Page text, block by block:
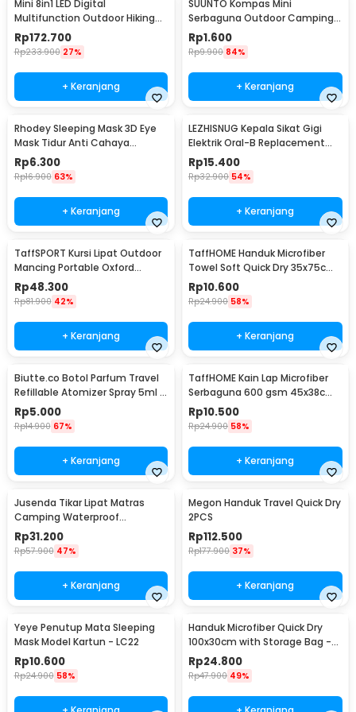
Rincian yang Anda dapatkan untuk pembelian produk ini:
1 x Rhodey Soft 3D Sleeping Mask Penutup Mata Kacamata Tidur
- LD09
Mini 8in1 LED Digital
Multifunction Outdoor Hiking
Camping Compass - RV77
Rp172.700
Rp233.900 27%
+ Keranjang
SUUNTO Kompas Mini
Serbaguna Outdoor Camping
Hiking for Watch Strap
Rp1.600
Rp9.900 84%
+ Keranjang
Rhodey Sleeping Mask 3D Eye
Mask Tidur Anti Cahaya
Penutup Mata Nyaman - LB03
Rp6.300
Rp16.900 63%
+ Keranjang
LEZHISNUG Kepala Sikat Gigi
Elektrik Oral-B Replacement
D12 D16 4 PCS - SB-17A
Rp15.400
Rp32.900 54%
+ Keranjang
TaffSPORT Kursi Lipat Outdoor
Mancing Portable Oxford
Folding Chair - ZDY01
Rp48.300
Rp81.900 42%
+ Keranjang
TaffHOME Handuk Microfiber
Towel Soft Quick Dry 35x75cm
- S-20
Rp10.600
Rp24.900 58%
+ Keranjang
Biutte.co Botol Parfum Travel
Refillable Atomizer Spray 5ml -
AB-05
Rp5.000
Rp14.900 67%
+ Keranjang
TaffHOME Kain Lap Microfiber
Serbaguna 600 gsm 45x38cm 1
PCS - H-35G
Rp10.500
Rp24.900 58%
+ Keranjang
Jusenda Tikar Lipat Matras
Camping Waterproof
Aluminium Foil 147x150cm - HL-
306
Rp31.200
Rp57.900 47%
+ Keranjang
Megon Handuk Travel Quick Dry
2PCS
Rp112.500
Rp177.900 37%
+ Keranjang
Yeye Penutup Mata Sleeping
Mask Model Kartun - LC22
Rp10.600
Rp24.900 58%
Handuk Microfiber Quick Dry
100x30cm with Storage Bag -
S-30
Rp24.800
Rp47.900 49%